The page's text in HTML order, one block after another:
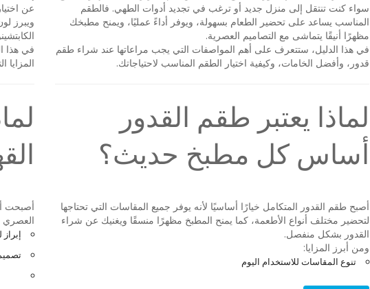
سواء كنت تنتقل إلى منزل جديد أو ترغب في تجديد أدوات الطهي. فالطقم
المناسب يساعد على تحضير الطعام بسهولة، ويوفر أداءً عمليًا، ويمنح مطبخك
مظهرًا أنيقًا يتماشى مع التصاميم العصرية.
في هذا الدليل، ستتعرف على أهم المواصفات التي يجب مراعاتها عند شراء طقم
قدور، وأفضل الخامات، وكيفية اختيار الطقم المناسب لاحتياجاتك.
لماذا يعتبر طقم القدور
أساس كل مطبخ حديث؟
أصبح طقم القدور المتكامل خيارًا أساسيًا لأنه يوفر جميع المقاسات التي تحتاجها
لتحضير مختلف أنواع الأطعمة، كما يمنح المطبخ مظهرًا منسقًا ويغنيك عن شراء
القدور بشكل منفصل.
ومن أبرز المزايا:
تنوع المقاسات للاستخدام اليوم
عن
ويبرز
في هذا
المزايا
أصبحت
العصري